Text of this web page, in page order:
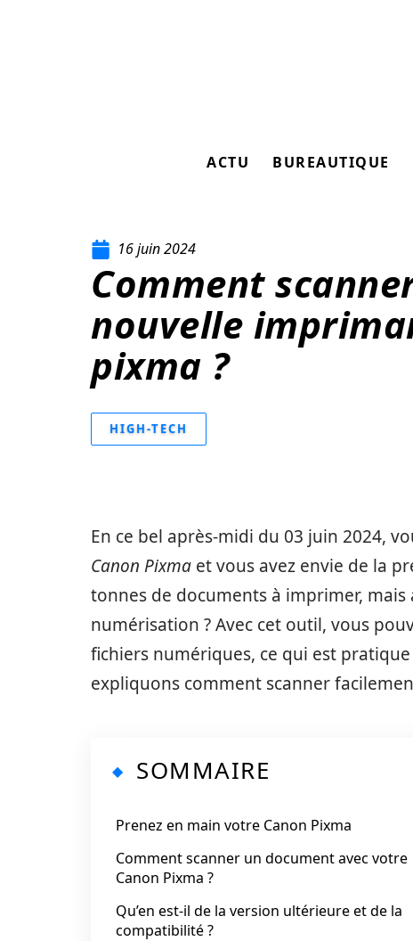
ACTU BUREAUTIQUE
16 juin 2024
Comment
nouvelle
pixma ?
HIGH-TECH
En ce bel après-midi du 03 juin 2024,
Canon Pixma et vous avez envie de la
tonnes de documents à imprimer,
numérisation ? Avec cet outil, vous
fichiers numériques, ce qui est
expliquons comment scanner
SOMMAIRE
Prenez en main votre Canon Pixma
Comment scanner un document avec votre
Canon Pixma ?
Qu’en est-il de la version ultérieure et de la
compatibilité ?